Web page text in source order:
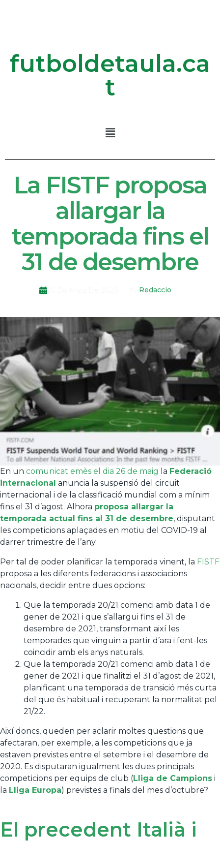
futboldetaula.ca
t
La FISTF proposa
allargar la
temporada fins el
31 de desembre
26 De Maig De 2020 Redaccio
En un comunicat emès el dia 26 de maig la Federació
internacional anuncia la suspensió del circuit
internacional i de la classificació mundial com a mínim
fins el 31 d’agost. Alhora proposa allargar la
temporada actual fins al 31 de desembre, disputant
les competicions aplaçades en motiu del COVID-19 al
darrer trimestre de l’any.
Per tal de poder planificar la temporada vinent, la FISTF
proposa a les diferents federacions i associacions
nacionals, decidir entre dues opcions:
Que la temporada 20/21 comenci amb data 1 de
gener de 2021 i que s’allargui fins el 31 de
desembre de 2021, transformant així les
temporades que vinguin a partir d’ara i fent-les
coincidir amb els anys naturals.
Que la temporada 20/21 comenci amb data 1 de
gener de 2021 i que finalitzi el 31 d’agost de 2021,
planificant una temporada de transició més curta
del que és habitual i recuperant la normalitat pel
21/22.
Així doncs, queden per aclarir moltes qüestions que
afectaran, per exemple, a les competicions que ja
estaven previstes entre el setembre i el desembre de
2020. Es disputaran igualment les dues principals
competicions per equips de club (Lliga de Campions i
la Lliga Europa) previstes a finals del mes d’octubre?
El precedent Italià i